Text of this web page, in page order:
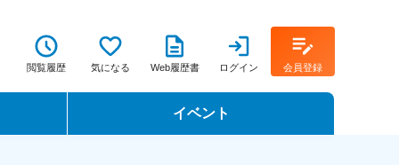
閲覧履歴 気になる Web履歴書 ログイン 会員登録
イベント